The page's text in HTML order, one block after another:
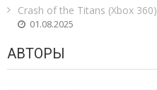
Crash of the Titans (Xbox 360)
01.08.2025
АВТОРЫ